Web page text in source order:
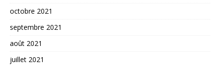
octobre 2021
septembre 2021
août 2021
juillet 2021